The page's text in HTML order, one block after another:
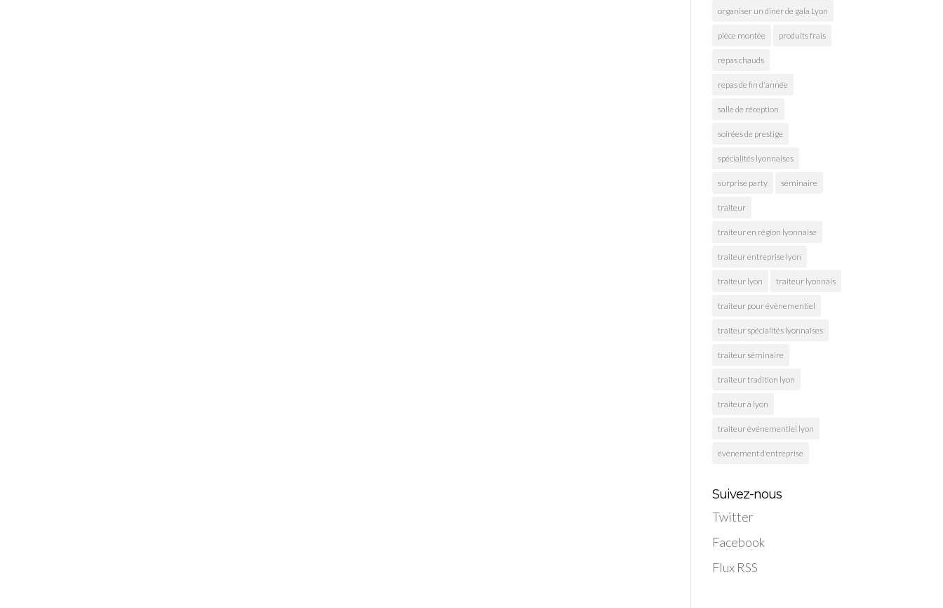
organiser un dîner de gala Lyon
pièce montée produits frais
repas chauds
repas de fin d'année
salle de réception
soirées de prestige
spécialités lyonnaises
surprise party séminaire
traiteur
traiteur en région lyonnaise
traiteur entreprise lyon
traiteur lyon traiteur lyonnais
traiteur pour évènementiel
traiteur spécialités lyonnaises
traiteur séminaire
traiteur tradition lyon
traiteur à lyon
traiteur événementiel lyon
évènement d'entreprise
Suivez-nous
Twitter
Facebook
Flux RSS